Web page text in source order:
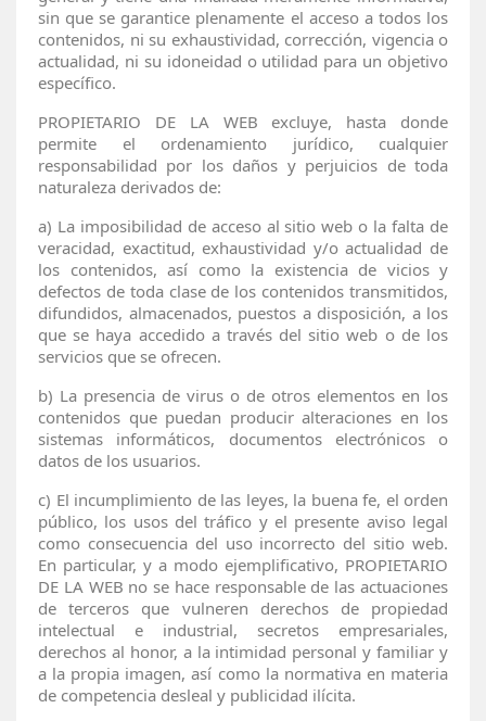
sin que se garantice plenamente el acceso a todos los
contenidos, ni su exhaustividad, corrección, vigencia o
actualidad, ni su idoneidad o utilidad para un objetivo
específico.
PROPIETARIO DE LA WEB excluye, hasta donde
permite el ordenamiento jurídico, cualquier
responsabilidad por los daños y perjuicios de toda
naturaleza derivados de:
a) La imposibilidad de acceso al sitio web o la falta de
veracidad, exactitud, exhaustividad y/o actualidad de
los contenidos, así como la existencia de vicios y
defectos de toda clase de los contenidos transmitidos,
difundidos, almacenados, puestos a disposición, a los
que se haya accedido a través del sitio web o de los
servicios que se ofrecen.
b) La presencia de virus o de otros elementos en los
contenidos que puedan producir alteraciones en los
sistemas informáticos, documentos electrónicos o
datos de los usuarios.
c) El incumplimiento de las leyes, la buena fe, el orden
público, los usos del tráfico y el presente aviso legal
como consecuencia del uso incorrecto del sitio web.
En particular, y a modo ejemplificativo, PROPIETARIO
DE LA WEB no se hace responsable de las actuaciones
de terceros que vulneren derechos de propiedad
intelectual e industrial, secretos empresariales,
derechos al honor, a la intimidad personal y familiar y
a la propia imagen, así como la normativa en materia
de competencia desleal y publicidad ilícita.